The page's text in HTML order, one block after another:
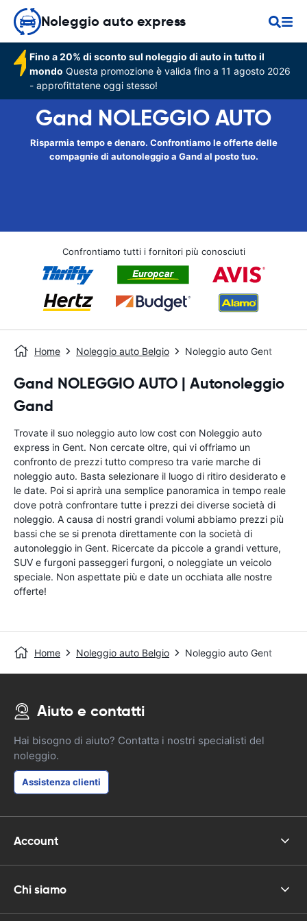
Noleggio auto express
Fino a 20% di sconto sul noleggio di auto in tutto il
mondo Questa promozione è valida fino a 11 agosto 2026
- approfittatene oggi stesso!
Gand NOLEGGIO AUTO
Risparmia tempo e denaro. Confrontiamo le offerte delle
compagnie di autonoleggio a Gand al posto tuo.
Confrontiamo tutti i fornitori più conosciuti
Home Noleggio auto Belgio Noleggio auto Gent
Gand NOLEGGIO AUTO | Autonoleggio
Gand
Trovate il suo noleggio auto low cost con Noleggio auto
express in Gent. Non cercate oltre, qui vi offriamo un
confronto de prezzi tutto compreso tra varie marche di
noleggio auto. Basta selezionare il luogo di ritiro desiderato e
le date. Poi si aprirà una semplice panoramica in tempo reale
dove potrà confrontare tutte i prezzi dei diverse società di
noleggio. A causa di nostri grandi volumi abbiamo prezzi più
bassi che se si prenota direttamente con la società di
autonoleggio in Gent. Ricercate da piccole a grandi vetture,
SUV e furgoni passeggeri furgoni, o noleggiate un veicolo
speciale. Non aspettate più e date un occhiata alle nostre
offerte!
Home Noleggio auto Belgio Noleggio auto Gent
Aiuto e contatti
Hai bisogno di aiuto? Contatta i nostri specialisti del
noleggio.
Assistenza clienti
Account
Chi siamo